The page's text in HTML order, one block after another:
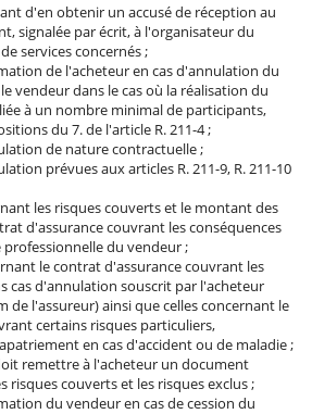
d'en obtenir un accusé de réception au
signalée par écrit, à l'organisateur du
services concernés ;
de l'acheteur en cas d'annulation du
vendeur dans le cas où la réalisation du
à un nombre minimal de participants,
du 7. de l'article R. 211-4 ;
de nature contractuelle ;
prévues aux articles R. 211-9, R. 211-10
les risques couverts et le montant des
d'assurance couvrant les conséquences
du vendeur ;
le contrat d'assurance couvrant les
cas d'annulation souscrit par l'acheteur
de l'assureur) ainsi que celles concernant le
certains risques particuliers,
en cas d'accident ou de maladie ;
remettre à l'acheteur un document
risques couverts et les risques exclus ;
du vendeur en cas de cession du